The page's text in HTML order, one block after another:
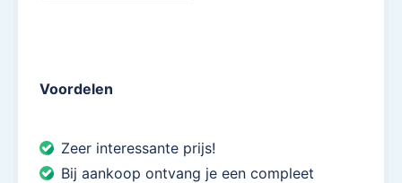
Voordelen
Zeer interessante prijs!
Bij aankoop ontvang je een compleet